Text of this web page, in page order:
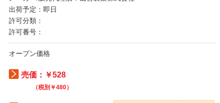
出荷予定：即日
許可分類：
許可番号：
オープン価格
売価：￥528
（税別￥480）